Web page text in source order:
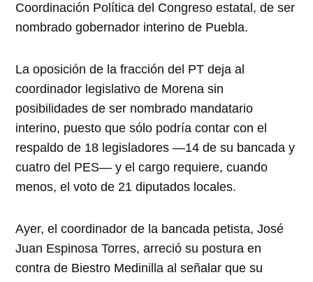
Coordinación Política del Congreso estatal, de ser
nombrado gobernador interino de Puebla.
La oposición de la fracción del PT deja al
coordinador legislativo de Morena sin
posibilidades de ser nombrado mandatario
interino, puesto que sólo podría contar con el
respaldo de 18 legisladores —14 de su bancada y
cuatro del PES— y el cargo requiere, cuando
menos, el voto de 21 diputados locales.
Ayer, el coordinador de la bancada petista, José
Juan Espinosa Torres, arreció su postura en
contra de Biestro Medinilla al señalar que su